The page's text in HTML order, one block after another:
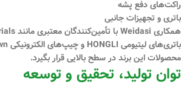
راکت‌های دفع پشه
باتری و تجهیزات جانبی
همکاری Weidasi با تأمین‌کنندگان معتبری مانند
باتری‌های لیتیومی HONGLI و چیپ‌های الکترونیکی Chipown
محصولات این برند در سطح بالایی قرار بگیرد.
توان تولید، تحقیق و توسعه